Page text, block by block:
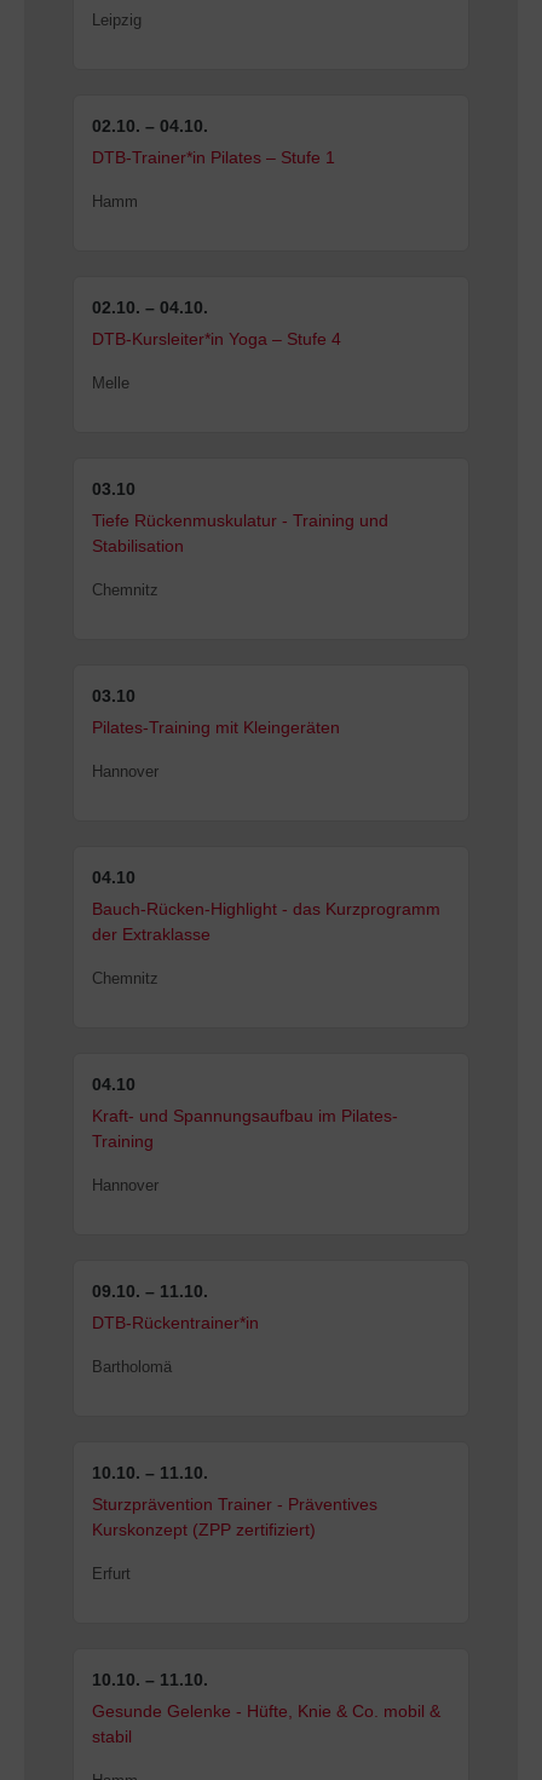
Leipzig
02.10. – 04.10.
DTB-Trainer*in Pilates – Stufe 1
Hamm
02.10. – 04.10.
DTB-Kursleiter*in Yoga – Stufe 4
Melle
03.10
Tiefe Rückenmuskulatur - Training und
Stabilisation
Chemnitz
03.10
Pilates-Training mit Kleingeräten
Hannover
04.10
Bauch-Rücken-Highlight - das Kurzprogramm
der Extraklasse
Chemnitz
04.10
Kraft- und Spannungsaufbau im Pilates-
Training
Hannover
09.10. – 11.10.
DTB-Rückentrainer*in
Bartholomä
10.10. – 11.10.
Sturzprävention Trainer - Präventives
Kurskonzept (ZPP zertifiziert)
Erfurt
10.10. – 11.10.
Gesunde Gelenke - Hüfte, Knie & Co. mobil &
stabil